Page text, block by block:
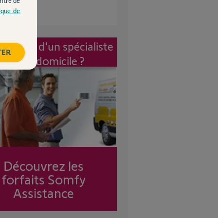
d'un spécialiste
à mon domicile ?
Découvrez les
forfaits Somfy
Assistance
de